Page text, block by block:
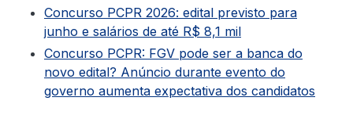
Concurso PCPR 2026: edital previsto para
junho e salários de até R$ 8,1 mil
Concurso PCPR: FGV pode ser a banca do
novo edital? Anúncio durante evento do
governo aumenta expectativa dos candidatos